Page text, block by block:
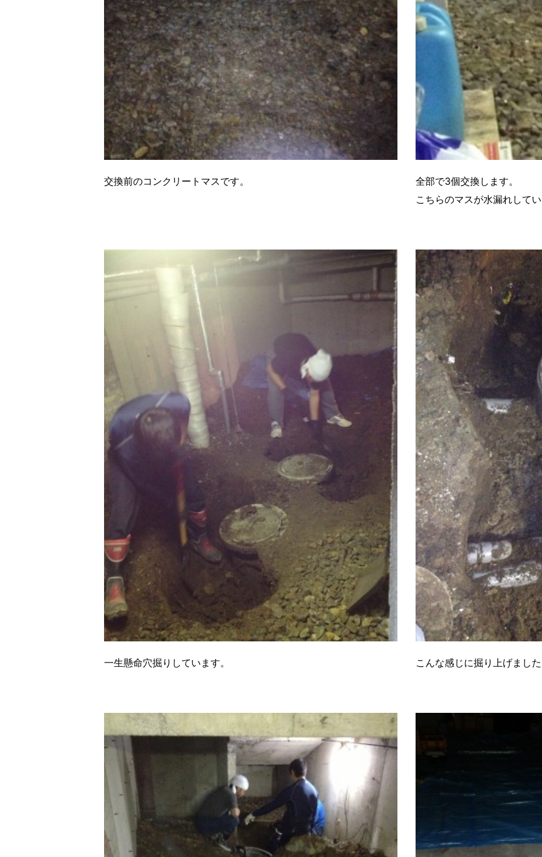
交換前のコンクリートマスです。
全部で3個交換します。
こちらのマスが水漏れして
一生懸命穴掘りしています。 こんな感じに掘り上げまし